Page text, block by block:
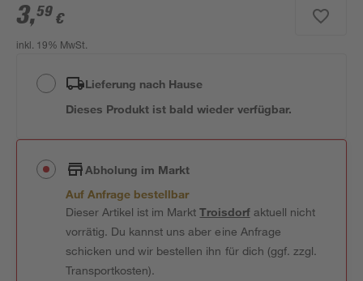
3,59 €
inkl. 19% MwSt.
Lieferung nach Hause
Dieses Produkt ist bald wieder verfügbar.
Abholung im Markt
Auf Anfrage bestellbar
Dieser Artikel ist im MarktTroisdorfaktuell nicht
vorrätig. Du kannst uns aber eine Anfrage
schicken und wir bestellen ihn für dich (ggf. zzgl.
Transportkosten).